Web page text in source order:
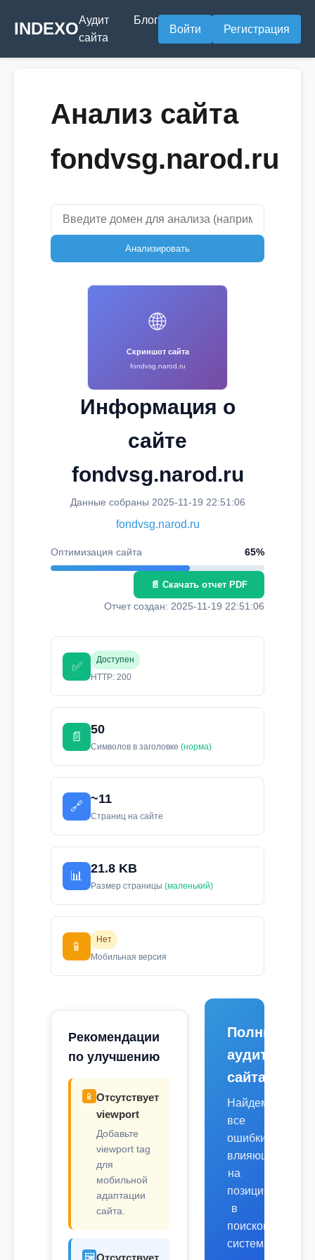
INDEXOАудит
сайта
Блог
Войти Регистрация
Анализ сайта
fondvsg.narod.ru
Анализировать
🌐
Скриншот сайта
fondvsg.narod.ru
Информация о
сайте
fondvsg.narod.ru
Данные собраны 2025-11-19 22:51:06
fondvsg.narod.ru
Оптимизация сайта 65%
📄 Скачать отчет PDF
Отчет создан: 2025-11-19 22:51:06
✅
Доступен
HTTP: 200
📄
50
Символов в заголовке (норма)
🔗
~11
Страниц на сайте
📊
21.8 KB
Размер страницы (маленький)
📱
Нет
Мобильная версия
Рекомендации
по улучшению
📱 Отсутствует
viewport
Добавьте
viewport tag
для
мобильной
адаптации
сайта.
🖼️Отсутствует
Полный
аудит
сайта
Найдем
все
ошибки,
влияющие
на
позиции
в
поисковых
системах.